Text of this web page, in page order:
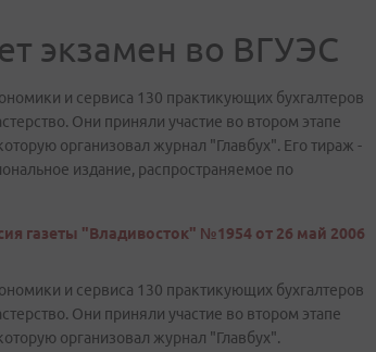
экзамен во ВГУЭС
и сервиса 130 практикующих бухгалтеров
Они приняли участие во втором этапе
организовал журнал "Главбух". Его тираж -
издание, распространяемое по
газеты "Владивосток" №1954 от 26 май 2006
и сервиса 130 практикующих бухгалтеров
Они приняли участие во втором этапе
организовал журнал "Главбух".